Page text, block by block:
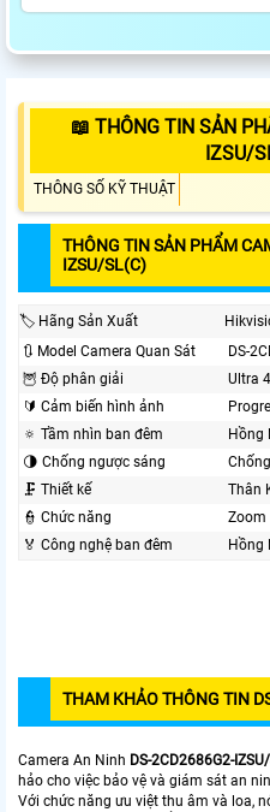
📖 THÔNG TIN SẢN
IZSU/
THÔNG SỐ KỸ THUẬT
THÔNG TIN SẢN PHẨM
IZSU/SL(C)
🏷 Hãng Sản Xuất
🔃 Model Camera Quan Sát
DS-
🦉 Độ phân giải
Ultra
🔰 Cảm biến hình ảnh
🔅 Tầm nhìn ban đêm
Hồng
🌗 Chống ngược sáng
🗜️ Thiết kế
Thân
👮 Chức năng
Zoom
️🏅️ Công nghệ ban đêm
Hồng
THAM KHẢO THÔNG TIN
Camera An Ninh DS-2CD2686G2-
hảo cho việc bảo vệ và giám sát an
Với chức năng ưu việt thu âm và loa,